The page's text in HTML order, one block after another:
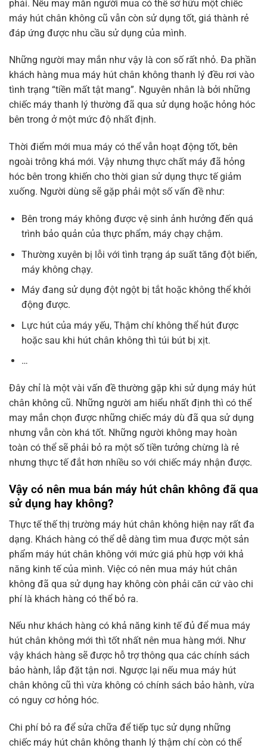
phải. Nếu may mắn người mua có thể sở hữu một chiếc
máy hút chân không cũ vẫn còn sử dụng tốt, giá thành rẻ
đáp ứng được nhu cầu sử dụng của mình.
Những người may mắn như vậy là con số rất nhỏ. Đa phần
khách hàng mua máy hút chân không thanh lý đều rơi vào
tình trạng “tiền mất tật mang”. Nguyên nhân là bởi những
chiếc máy thanh lý thường đã qua sử dụng hoặc hỏng hóc
bên trong ở một mức độ nhất định.
Thời điểm mới mua máy có thể vẫn hoạt động tốt, bên
ngoài trông khá mới. Vậy nhưng thực chất máy đã hỏng
hóc bên trong khiến cho thời gian sử dụng thực tế giảm
xuống. Người dùng sẽ gặp phải một số vấn đề như:
Bên trong máy không được vệ sinh ảnh hưởng đến quá
trình bảo quản của thực phẩm, máy chạy chậm.
Thường xuyên bị lỗi với tình trạng áp suất tăng đột biến,
máy không chạy.
Máy đang sử dụng đột ngột bị tắt hoặc không thể khởi
động được.
Lực hút của máy yếu, Thậm chí không thể hút được
hoặc sau khi hút chân không thì túi bút bị xịt.
…
Đây chỉ là một vài vấn đề thường gặp khi sử dụng máy hút
chân không cũ. Những người am hiểu nhất định thì có thể
may mắn chọn được những chiếc máy dù đã qua sử dụng
nhưng vẫn còn khá tốt. Những người không may hoàn
toàn có thể sẽ phải bỏ ra một số tiền tưởng chừng là rẻ
nhưng thực tế đắt hơn nhiều so với chiếc máy nhận được.
Vậy có nên mua bán máy hút chân không đã qua
sử dụng hay không?
Thực tế thế thị trường máy hút chân không hiện nay rất đa
dạng. Khách hàng có thể dễ dàng tìm mua được một sản
phẩm máy hút chân không với mức giá phù hợp với khả
năng kinh tế của mình. Việc có nên mua máy hút chân
không đã qua sử dụng hay không còn phải căn cứ vào chi
phí là khách hàng có thể bỏ ra.
Nếu như khách hàng có khả năng kinh tế đủ để mua máy
hút chân không mới thì tốt nhất nên mua hàng mới. Như
vậy khách hàng sẽ được hỗ trợ thông qua các chính sách
bảo hành, lắp đặt tận nơi. Ngược lại nếu mua máy hút
chân không cũ thì vừa không có chính sách bảo hành, vừa
có nguy cơ hỏng hóc.
Chi phí bỏ ra để sửa chữa để tiếp tục sử dụng những
chiếc máy hút chân không thanh lý thậm chí còn có thể